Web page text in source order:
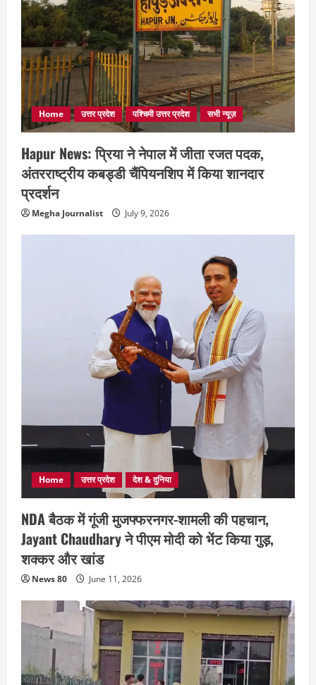
Home उत्तर प्रदेश पश्चिमी उत्तर प्रदेश सभी न्यूज़
Hapur News: प्रिया ने नेपाल में जीता रजत पदक,
अंतरराष्ट्रीय कबड्डी चैंपियनशिप में किया शानदार
प्रदर्शन
Megha Journalist July 9, 2026
Home उत्तर प्रदेश देश & दुनिया
NDA बैठक में गूंजी मुजफ्फरनगर-शामली की पहचान,
Jayant Chaudhary ने पीएम मोदी को भेंट किया गुड़,
शक्कर और खांड
News 80 June 11, 2026